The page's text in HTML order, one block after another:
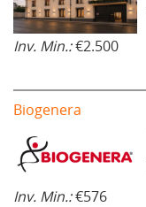
Inv. Min.:€2.500
Biogenera
Inv. Min.:€576